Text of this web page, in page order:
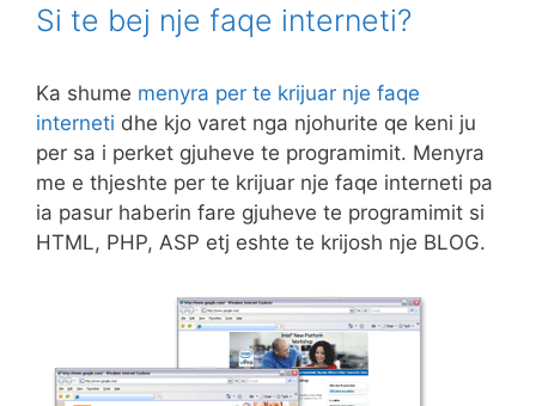
Si te bej nje faqe interneti?
Ka shume menyra per te krijuar nje faqe
interneti dhe kjo varet nga njohurite qe keni ju
per sa i perket gjuheve te programimit. Menyra
me e thjeshte per te krijuar nje faqe interneti pa
ia pasur haberin fare gjuheve te programimit si
HTML, PHP, ASP etj eshte te krijosh nje BLOG.